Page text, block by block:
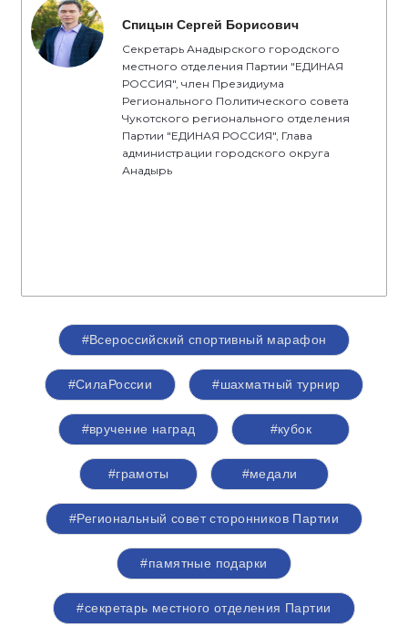
Спицын Сергей Борисович
Секретарь Анадырского городского
местного отделения Партии "ЕДИНАЯ
РОССИЯ", член Президиума
Регионального Политического совета
Чукотского регионального отделения
Партии "ЕДИНАЯ РОССИЯ", Глава
администрации городского округа
Анадырь
#Всероссийский спортивный марафон
#СилаРоссии #шахматный турнир
#вручение наград #кубок
#грамоты #медали
#Региональный совет сторонников Партии
#памятные подарки
#секретарь местного отделения Партии